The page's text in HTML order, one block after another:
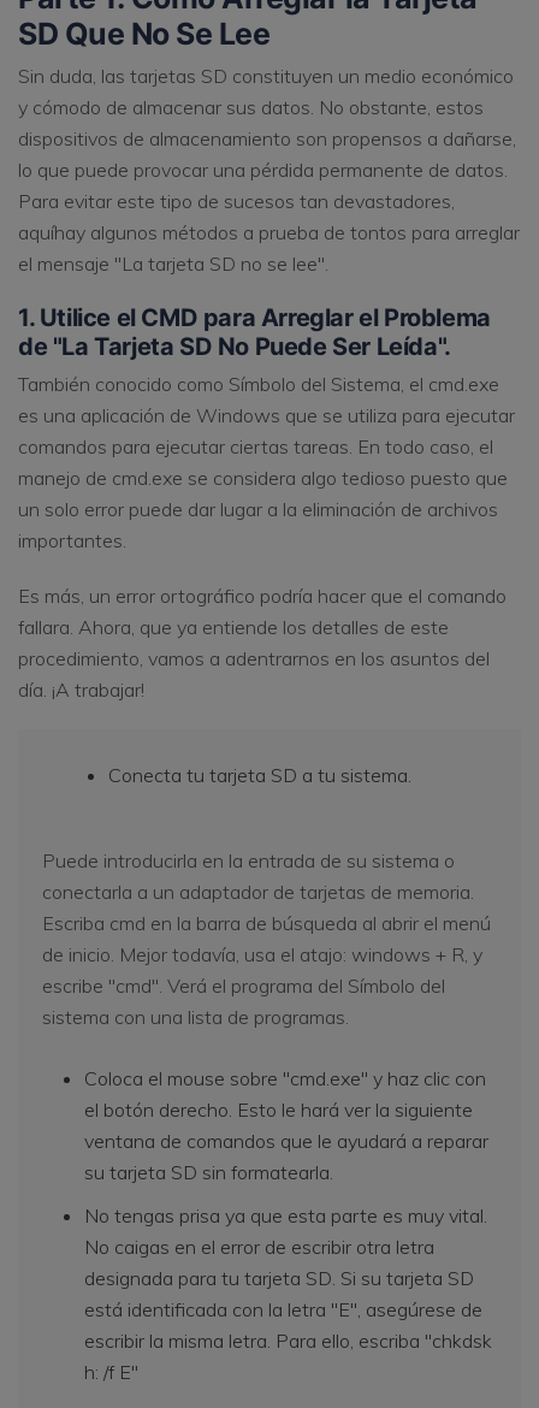
SD Que No Se Lee
Sin duda, las tarjetas SD constituyen un medio económico
y cómodo de almacenar sus datos. No obstante, estos
dispositivos de almacenamiento son propensos a dañarse,
lo que puede provocar una pérdida permanente de datos.
Para evitar este tipo de sucesos tan devastadores,
aquíhay algunos métodos a prueba de tontos para arreglar
el mensaje "La tarjeta SD no se lee".
1. Utilice el CMD para Arreglar el Problema
de "La Tarjeta SD No Puede Ser Leída".
También conocido como Símbolo del Sistema, el cmd.exe
es una aplicación de Windows que se utiliza para ejecutar
comandos para ejecutar ciertas tareas. En todo caso, el
manejo de cmd.exe se considera algo tedioso puesto que
un solo error puede dar lugar a la eliminación de archivos
importantes.
Es más, un error ortográfico podría hacer que el comando
fallara. Ahora, que ya entiende los detalles de este
procedimiento, vamos a adentrarnos en los asuntos del
día. ¡A trabajar!
Conecta tu tarjeta SD a tu sistema.
Puede introducirla en la entrada de su sistema o
conectarla a un adaptador de tarjetas de memoria.
Escriba cmd en la barra de búsqueda al abrir el menú
de inicio. Mejor todavía, usa el atajo: windows + R, y
escribe "cmd". Verá el programa del Símbolo del
sistema con una lista de programas.
Coloca el mouse sobre "cmd.exe" y haz clic con
el botón derecho. Esto le hará ver la siguiente
ventana de comandos que le ayudará a reparar
su tarjeta SD sin formatearla.
No tengas prisa ya que esta parte es muy vital.
No caigas en el error de escribir otra letra
designada para tu tarjeta SD. Si su tarjeta SD
está identificada con la letra "E", asegúrese de
escribir la misma letra. Para ello, escriba "chkdsk
h: /f E"